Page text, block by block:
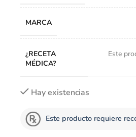
MARCA
¿RECETA
MÉDICA?
Este
Hay existencias
Este producto requiere